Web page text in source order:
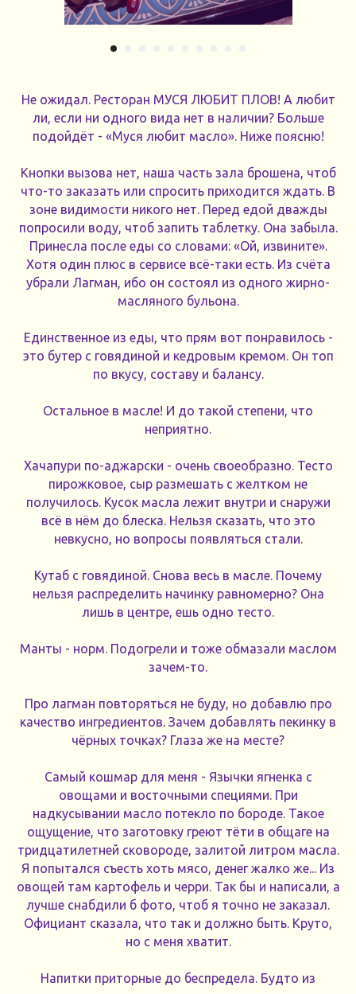
Не ожидал. Ресторан МУСЯ ЛЮБИТ ПЛОВ! А любит
ли, если ни одного вида нет в наличии? Больше
подойдёт - «Муся любит масло». Ниже поясню!
Кнопки вызова нет, наша часть зала брошена, чтоб
что-то заказать или спросить приходится ждать. В
зоне видимости никого нет. Перед едой дважды
попросили воду, чтоб запить таблетку. Она забыла.
Принесла после еды со словами: «Ой, извините».
Хотя один плюс в сервисе всё-таки есть. Из счёта
убрали Лагман, ибо он состоял из одного жирно-
масляного бульона.
Единственное из еды, что прям вот понравилось -
это бутер с говядиной и кедровым кремом. Он топ
по вкусу, составу и балансу.
Остальное в масле! И до такой степени, что
неприятно.
Хачапури по-аджарски - очень своеобразно. Тесто
пирожковое, сыр размешать с желтком не
получилось. Кусок масла лежит внутри и снаружи
всё в нём до блеска. Нельзя сказать, что это
невкусно, но вопросы появляться стали.
Кутаб с говядиной. Снова весь в масле. Почему
нельзя распределить начинку равномерно? Она
лишь в центре, ешь одно тесто.
Манты - норм. Подогрели и тоже обмазали маслом
зачем-то.
Про лагман повторяться не буду, но добавлю про
качество ингредиентов. Зачем добавлять пекинку в
чёрных точках? Глаза же на месте?
Самый кошмар для меня - Язычки ягненка с
овощами и восточными специями. При
надкусывании масло потекло по бороде. Такое
ощущение, что заготовку греют тёти в общаге на
тридцатилетней сковороде, залитой литром масла.
Я попытался съесть хоть мясо, денег жалко же... Из
овощей там картофель и черри. Так бы и написали, а
лучше снабдили б фото, чтоб я точно не заказал.
Официант сказала, что так и должно быть. Круто,
но с меня хватит.
Напитки приторные до беспредела. Будто из